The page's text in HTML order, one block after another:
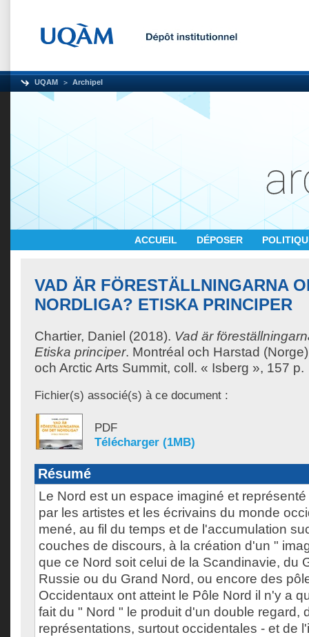
UQAM Archipel
ACCUEIL DÉPOSER
VAD ÄR FÖRESTÄLLNINGARNA
NORDLIGA? ETISKA PRINCIPER
Chartier, Daniel (2018). Vad är
Etiska principer. Montréal och Harstad
och Arctic Arts Summit, coll. « Isberg », 157 p.
Fichier(s) associé(s) à ce document :
PDF
Télécharger (1MB)
Résumé
Le Nord est un espace imaginé et
par les artistes et les écrivains du monde
mené, au fil du temps et de l'accumulation
couches de discours, à la création d'un "
que ce Nord soit celui de la Scandinavie, du
Russie ou du Grand Nord, ou encore des
Occidentaux ont atteint le Pôle Nord il n'y a
fait du " Nord " le produit d'un double regard,
représentations, surtout occidentales - et de